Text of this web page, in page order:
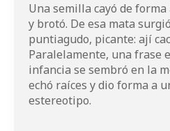
Una semilla cayó de
y brotó. De esa mata
puntiagudo, picante: ají
Paralelamente, una frase
infancia se sembró en la
echó raíces y dio forma a
estereotipo.